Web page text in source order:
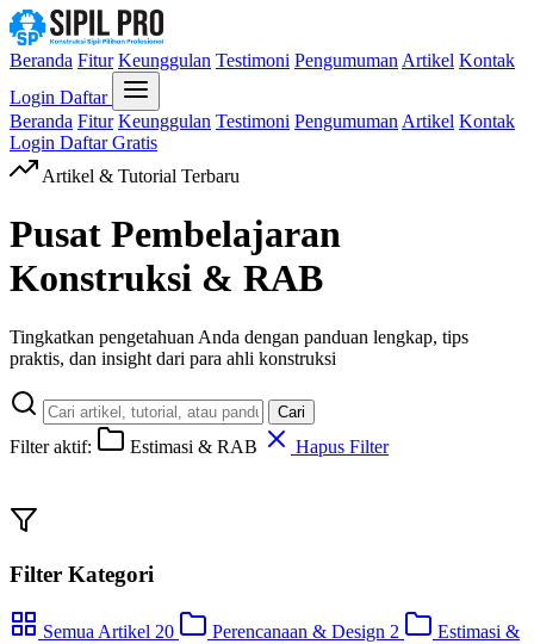
Beranda Fitur Keunggulan Testimoni Pengumuman Artikel Kontak
Login Daftar
Beranda Fitur Keunggulan Testimoni Pengumuman Artikel Kontak
Login Daftar Gratis
Artikel & Tutorial Terbaru
Pusat Pembelajaran
Konstruksi & RAB
Tingkatkan pengetahuan Anda dengan panduan lengkap, tips
praktis, dan insight dari para ahli konstruksi
Cari
Filter aktif: Estimasi & RAB Hapus Filter
Filter Kategori
Semua Artikel 20 Perencanaan & Design 2
Estimasi &